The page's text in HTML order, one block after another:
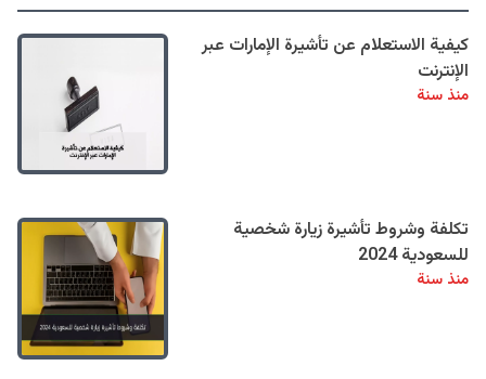
كيفية الاستعلام عن تأشيرة الإمارات عبر
الإنترنت
منذ سنة
تكلفة وشروط تأشيرة زيارة شخصية
للسعودية 2024
منذ سنة